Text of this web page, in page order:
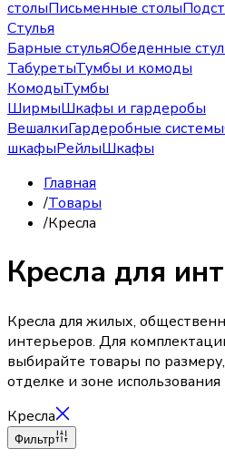
столыПисьменные столы
Стулья
Барные стульяОбеденные
ТабуретыТумбы и комоды
КомодыТумбы
ШирмыШкафы и гардеробы
ВешалкиГардеробные системы
шкафыРейлыШкафы
Главная
/Товары
/Кресла
Кресла для
Кресла для жилых,
интерьеров. Для
выбирайте товары по
отделке и зоне
Кресла
Фильтр